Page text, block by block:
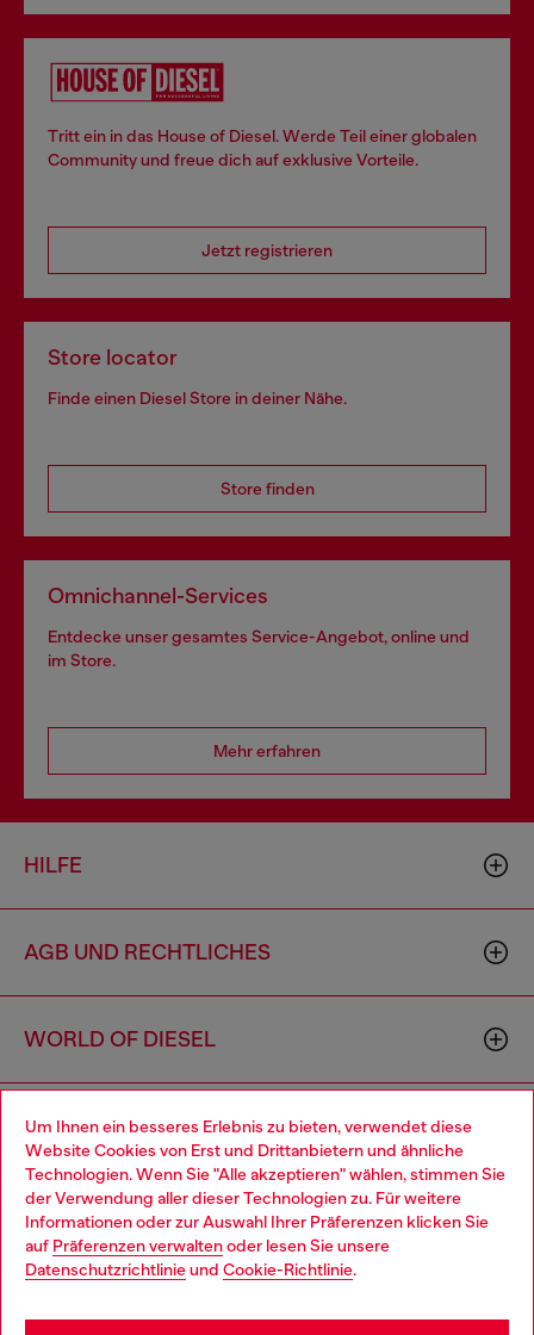
Um Ihnen ein besseres Erlebnis zu bieten, verwendet diese
Website Cookies von Erst und Drittanbietern und ähnliche
Technologien. Wenn Sie "Alle akzeptieren" wählen, stimmen Sie
der Verwendung aller dieser Technologien zu. Für weitere
Informationen oder zur Auswahl Ihrer Präferenzen klicken Sie
auf Präferenzen verwaltenoder lesen Sie unsere
Datenschutzrichtlinieund Cookie-Richtlinie.
Tritt ein in das House of Diesel. Werde Teil einer globalen
Community und freue dich auf exklusive Vorteile.
Jetzt registrieren
Store locator
Finde einen Diesel Store in deiner Nähe.
Store finden
Omnichannel-Services
Entdecke unser gesamtes Service-Angebot, online und
im Store.
Mehr erfahren
HILFE
AGB UND RECHTLICHES
WORLD OF DIESEL
CORPORATE
Country: CH Language: DE
Choose your location
You are currently browsing Schweiz website, but it seems you
may be based in United States